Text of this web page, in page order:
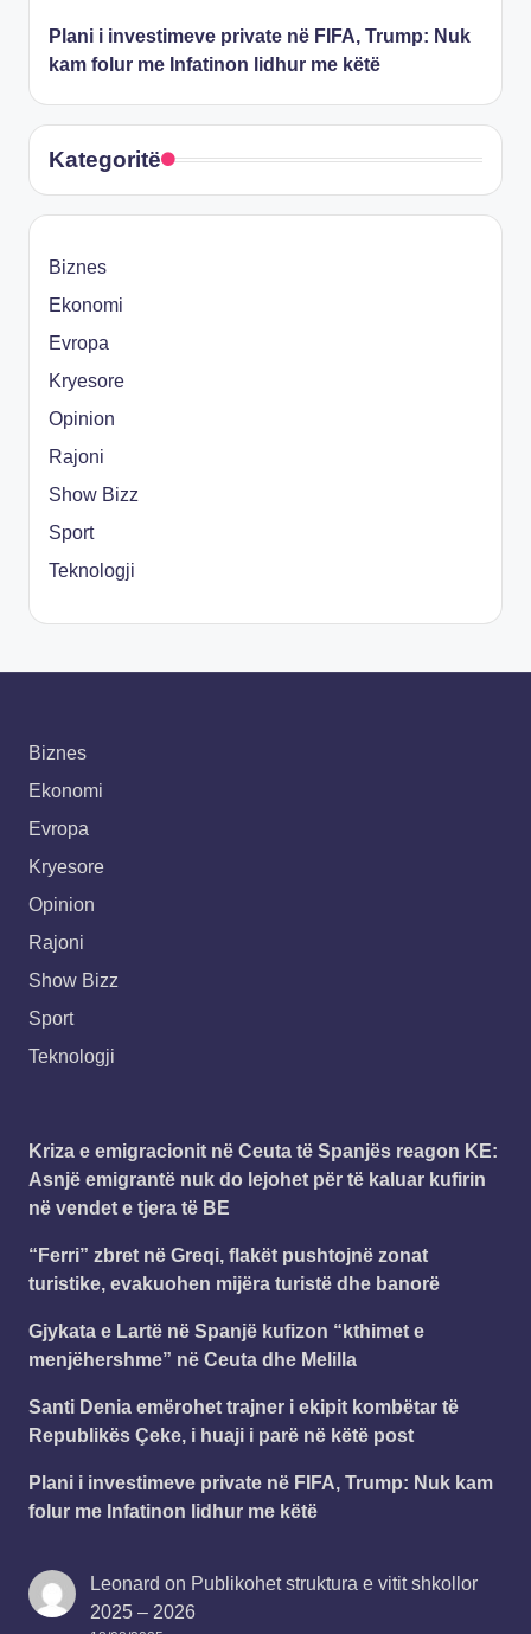
Plani i investimeve private në FIFA, Trump: Nuk
kam folur me Infatinon lidhur me këtë
Kategoritë
Biznes
Ekonomi
Evropa
Kryesore
Opinion
Rajoni
Show Bizz
Sport
Teknologji
Biznes
Ekonomi
Evropa
Kryesore
Opinion
Rajoni
Show Bizz
Sport
Teknologji
Kriza e emigracionit në Ceuta të Spanjës reagon KE:
Asnjë emigrantë nuk do lejohet për të kaluar kufirin
në vendet e tjera të BE
“Ferri” zbret në Greqi, flakët pushtojnë zonat
turistike, evakuohen mijëra turistë dhe banorë
Gjykata e Lartë në Spanjë kufizon “kthimet e
menjëhershme” në Ceuta dhe Melilla
Santi Denia emërohet trajner i ekipit kombëtar të
Republikës Çeke, i huaji i parë në këtë post
Plani i investimeve private në FIFA, Trump: Nuk kam
folur me Infatinon lidhur me këtë
Leonard on Publikohet struktura e vitit shkollor
2025 – 2026